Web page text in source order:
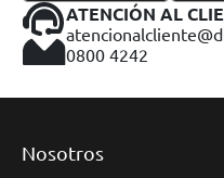
ATENCIÓN AL
0800 4242
Nosotros